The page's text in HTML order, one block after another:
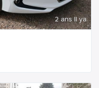
2 ans Il ya